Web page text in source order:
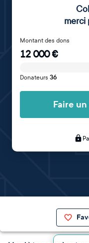
merci
Montant des dons
12 000€
Donateurs 36
Faire